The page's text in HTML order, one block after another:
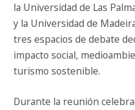
la Universidad de Las
y la Universidad de
tres espacios de debate
impacto social,
turismo sostenible.
Durante la reunión